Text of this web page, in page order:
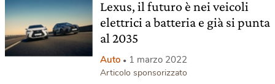
Lexus, il futuro è nei veicoli
elettrici a batteria e già si punta
al 2035
Auto 1 marzo 2022
Articolo sponsorizzato